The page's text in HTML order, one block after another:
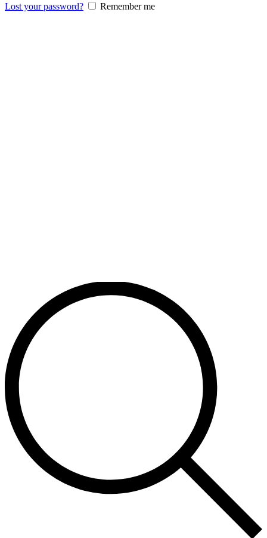
Lost your password? Remember me